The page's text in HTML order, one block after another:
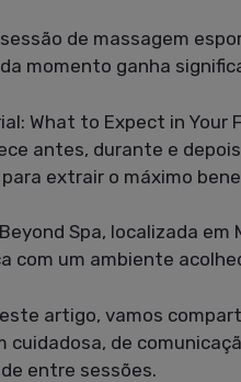
de massagem
momento ganha
What to Expect in Your
antes, durante e
extrair o máximo
Spa, localizada
com um ambiente
artigo, vamos
cuidadosa, de
entre sessões.